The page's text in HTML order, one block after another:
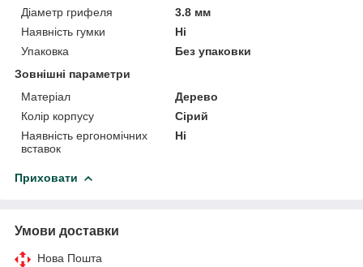
Діаметр грифеля
3.8 мм
Наявність гумки
Ні
Упаковка
Без упаковки
Зовнішні параметри
Матеріал
Дерево
Колір корпусу
Сірий
Наявність ергономічних
вставок
Ні
Приховати
Умови доставки
Нова Пошта